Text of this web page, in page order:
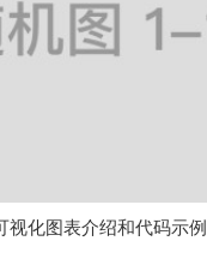
视化图表介绍和代码示例